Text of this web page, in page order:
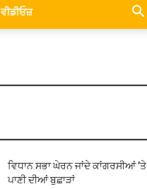
ਵੀਡੀਓਜ਼
ਵਿਧਾਨ ਸਭਾ ਘੇਰਨ ਜਾਂਦੇ ਕਾਂਗਰਸੀਆਂ ’ਤੇ
ਪਾਣੀ ਦੀਆਂ ਬੁਛਾੜਾਂ